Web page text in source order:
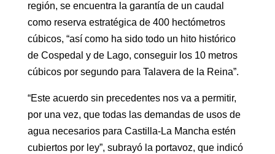
región, se encuentra la garantía de un caudal
como reserva estratégica de 400 hectómetros
cúbicos, “así como ha sido todo un hito histórico
de Cospedal y de Lago, conseguir los 10 metros
cúbicos por segundo para Talavera de la Reina”.
“Este acuerdo sin precedentes nos va a permitir,
por una vez, que todas las demandas de usos de
agua necesarios para Castilla-La Mancha estén
cubiertos por ley”, subrayó la portavoz, que indicó